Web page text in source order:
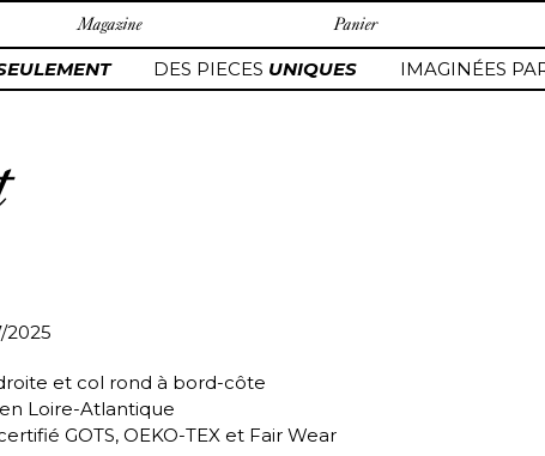
Magazine Panier
DES PIECESUNIQUES IMAGINÉES
2025
et col rond à bord-côte
Loire-Atlantique
GOTS, OEKO-TEX et Fair Wear